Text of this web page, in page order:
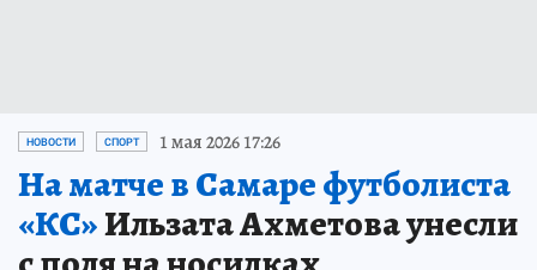
НОВОСТИ СПОРТ 1 мая 2026 17:26
На матче в Самаре футболиста
«КС»Ильзата Ахметова унесли